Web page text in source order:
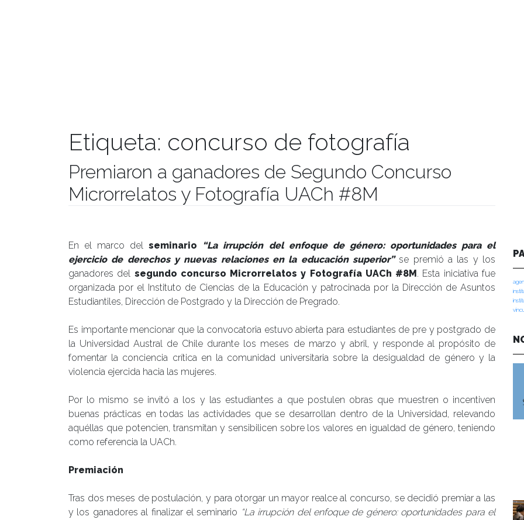
Etiqueta: concurso de fotografía
Premiaron a ganadores de Segundo Concurso
Microrrelatos y Fotografía UACh #8M
En el marco delseminario “La irrupción del enfoque de género: oportunidades para el
ejercicio de derechos y nuevas relaciones en la educación superior” se premió a las y los
ganadores del segundo concurso Microrrelatos y Fotografía UACh #8M. Esta iniciativa fue
organizada por el Instituto de Ciencias de la Educación y patrocinada por la Dirección de Asuntos
Estudiantiles, Dirección de Postgrado y la Dirección de Pregrado.
Es importante mencionar que la convocatoria estuvo abierta para estudiantes de pre y postgrado de
la Universidad Austral de Chile durante los meses de marzo y abril, y responde al propósito de
fomentar la conciencia crítica en la comunidad universitaria sobre la desigualdad de género y la
violencia ejercida hacia las mujeres.
Por lo mismo se invitó a los y las estudiantes a que postulen obras que muestren o incentiven
buenas prácticas en todas las actividades que se desarrollan dentro de la Universidad, relevando
aquéllas que potencien, transmitan y sensibilicen sobre los valores en igualdad de género, teniendo
como referencia la UACh.
Premiación
Tras dos meses de postulación, y para otorgar un mayor realce al concurso, se decidió premiar a las
y los ganadores al finalizar el seminario “La irrupción del enfoque de género: oportunidades para el